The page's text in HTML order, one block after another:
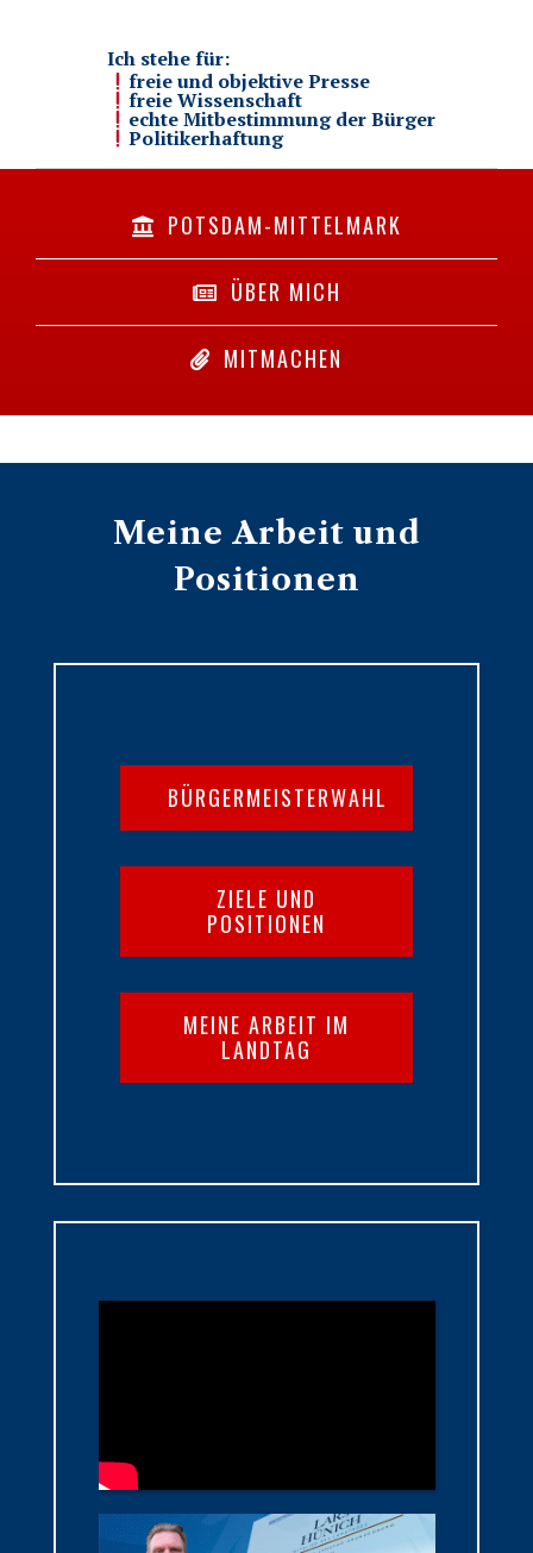
Ich stehe für:
freie und objektive Presse
freie Wissenschaft
echte Mitbestimmung der Bürger
Politikerhaftung
POTSDAM-MITTELMARK
ÜBER MICH
MITMACHEN
Meine Arbeit und
Positionen
BÜRGERMEISTERWAHL
ZIELE UND
POSITIONEN
MEINE ARBEIT IM
LANDTAG